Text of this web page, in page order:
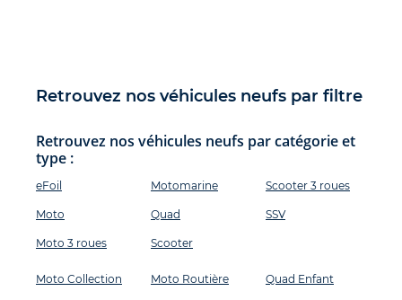
Retrouvez nos véhicules neufs par filtre
Retrouvez nos véhicules neufs par catégorie et
type :
eFoil
Moto
Moto 3 roues
Motomarine
Quad
Scooter
Scooter 3 roues
SSV
Moto Collection Moto Routière Quad Enfant